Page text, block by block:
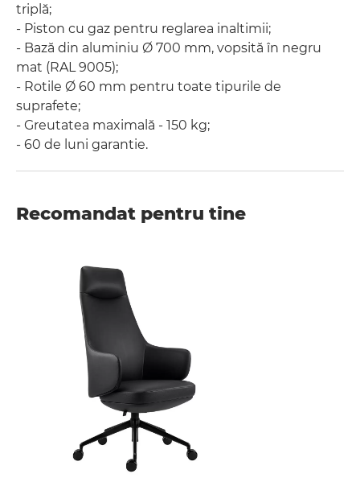
triplă;
- Piston cu gaz pentru reglarea inaltimii;
- Bază din aluminiu Ø 700 mm, vopsită în negru
mat (RAL 9005);
- Rotile Ø 60 mm pentru toate tipurile de
suprafete;
- Greutatea maximală - 150 kg;
- 60 de luni garantie.
Recomandat pentru tine